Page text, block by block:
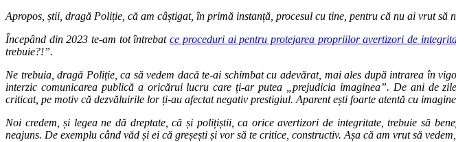
Apropos, știi, dragă Poliție, că am câștigat, în primă instanță, procesul cu tine, pentru că nu ai vrut
Începând din 2023 te-am tot întrebatce proceduri ai pentru protejarea propriilor avertizori de
trebuie?!”.
Ne trebuia, dragă Poliție, ca să vedem dacă te-ai schimbat cu adevărat, mai ales după intrarea în
interzic comunicarea publică a oricărui lucru care ți-ar putea „prejudicia imaginea”. De ani de
criticat, pe motiv că dezvăluirile lor ți-au afectat negativ prestigiul. Aparent ești foarte atentă cu
Noi credem, și legea ne dă dreptate, că și polițiștii, ca orice avertizori de integritate, trebuie să
neajuns. De exemplu când văd și ei că greșești și vor să te critice, constructiv. Așa că am vrut să